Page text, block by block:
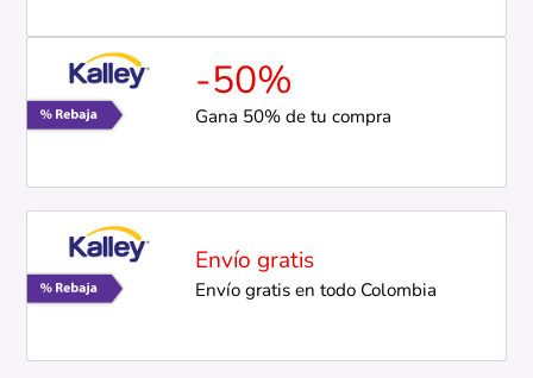
-50%
Gana 50% de tu compra
Envío gratis
Envío gratis en todo Colombia